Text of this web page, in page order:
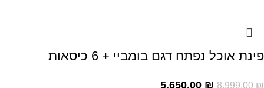
פינת אוכל נפתח דגם בומביי + 6 כיסאות
8,999.00₪
5,650.00 ₪